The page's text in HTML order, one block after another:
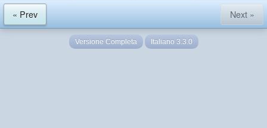
« Prev Next »
Versione Completa Italiano 3.3.0